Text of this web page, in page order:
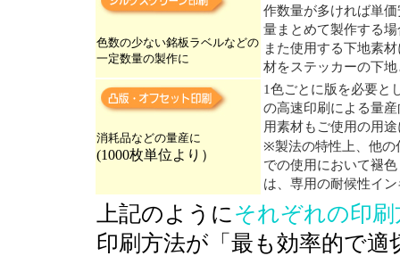
色数の少ない銘板ラベルなどの
一定数量の製作に
作数量が多ければ単
量まとめて製作する
また使用する下地素
材をステッカーの下
消耗品などの量産に
(1000枚単位より）
1色ごとに版を必要と
の高速印刷による量
用素材もご使用の用
※製法の特性上、他の
での使用において褪
は、専用の耐候性イ
上記のように それぞれの印
印刷方法が「最も効率的で